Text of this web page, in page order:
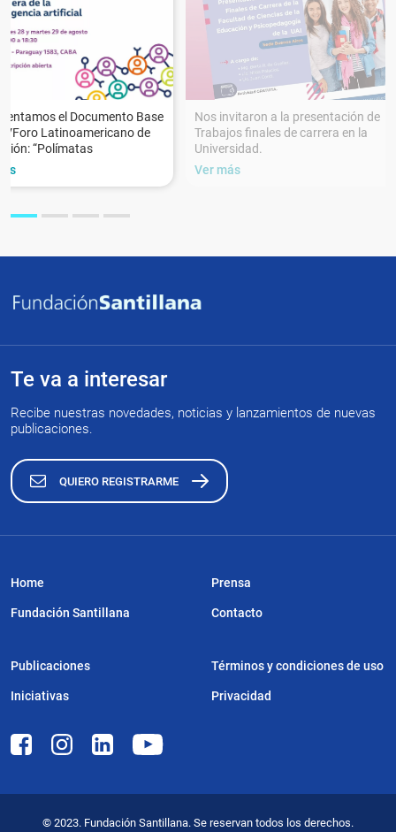
el Documento Base
Latinoamericano de
“Polímatas
Nos invitaron a la presentación de
Trabajos finales de carrera en la
Universidad.
Ver más
Te va a interesar
Recibe nuestras novedades, noticias y lanzamientos de nuevas
publicaciones.
QUIERO REGISTRARME
Home
Fundación Santillana
Publicaciones
Iniciativas
Prensa
Contacto
Términos y condiciones de uso
Privacidad
© 2023. Fundación Santillana. Se reservan todos los derechos.